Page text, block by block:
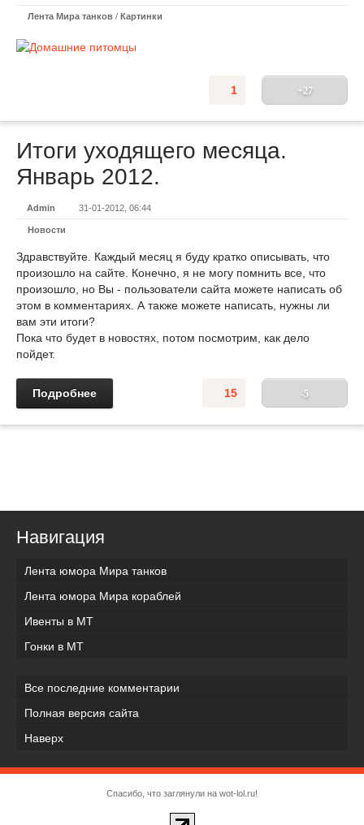
Лента Мира танков / Картинки
+27
1
Итоги уходящего месяца.
Январь 2012.
Admin 31-01-2012, 06:44
Новости
Здравствуйте. Каждый месяц я буду кратко описывать, что
произошло на сайте. Конечно, я не могу помнить все, что
произошло, но Вы - пользователи сайта можете написать об
этом в комментариях. А также можете написать, нужны ли
вам эти итоги?
Пока что будет в новостях, потом посмотрим, как дело
пойдет.
-5
15
Подробнее
Навигация
Лента юмора Мира танков
Лента юмора Мира кораблей
Ивенты в МТ
Гонки в МТ
Все последние комментарии
Полная версия сайта
Наверх
Спасибо, что заглянули на wot-lol.ru!